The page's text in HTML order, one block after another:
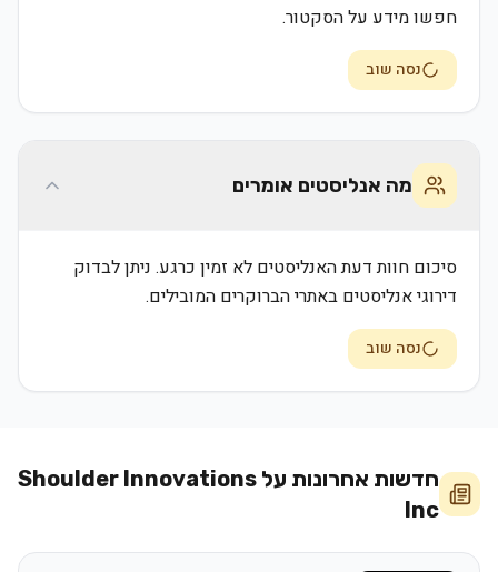
חפשו מידע על הסקטור.
נסה שוב
מה אנליסטים אומרים
סיכום חוות דעת האנליסטים לא זמין כרגע. ניתן לבדוק
דירוגי אנליסטים באתרי הברוקרים המובילים.
נסה שוב
חדשות אחרונות על Shoulder Innovations
Inc